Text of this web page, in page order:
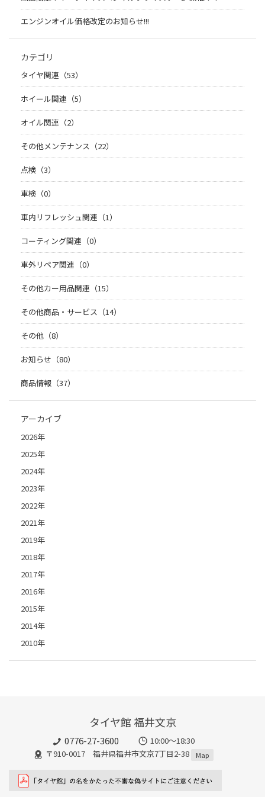
エンジンオイル価格改定のお知らせ!!!
カテゴリ
タイヤ関連（53）
ホイール関連（5）
オイル関連（2）
その他メンテナンス（22）
点検（3）
車検（0）
車内リフレッシュ関連（1）
コーティング関連（0）
車外リペア関連（0）
その他カー用品関連（15）
その他商品・サービス（14）
その他（8）
お知らせ（80）
商品情報（37）
アーカイブ
2026年
2025年
2024年
2023年
2022年
2021年
2019年
2018年
2017年
2016年
2015年
2014年
2010年
タイヤ館 福井文京
0776-27-3600
10:00～18:30
〒910-0017 福井県福井市文京7丁目2-38
Map